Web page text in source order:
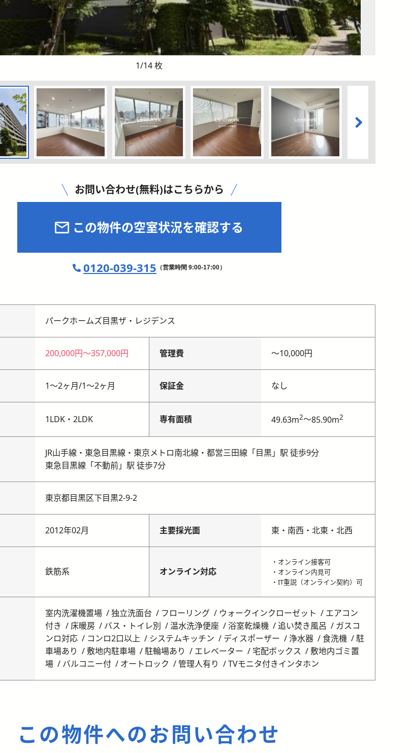
1/14枚
お問い合わせ(無料)はこちらから
この物件の空室状況を確認する
0120-039-315 （営業時間 9:00-17:00）
パークホームズ目黒ザ・レジデンス
200,000円〜357,000円 管理費 〜10,000円
1〜2ヶ月/1〜2ヶ月 保証金 なし
1LDK・2LDK 専有面積 49.63m2～85.90m2
JR山手線・東急目黒線・東京メトロ南北線・都営三田線「目黒」駅 徒歩9分
東急目黒線「不動前」駅 徒歩7分
東京都目黒区下目黒2-9-2
2012年02月 主要採光面 東・南西・北東・北西
鉄筋系 オンライン対応
・オンライン接客可
・オンライン内見可
・IT重説（オンライン契約）可
室内洗濯機置場 独立洗面台 フローリング ウォークインクローゼット
エアコン
付き
床暖房 バス・トイレ別 温水洗浄便座 浴室乾燥機 追い焚き風呂
ガスコ
ンロ対応
コンロ2口以上 システムキッチン ディスポーザー 浄水器 食洗機
駐
車場あり
敷地内駐車場 駐輪場あり エレベーター 宅配ボックス
敷地内ゴミ置
場
バルコニー付 オートロック 管理人有り TVモニタ付きインタホン
この物件へのお問い合わせ